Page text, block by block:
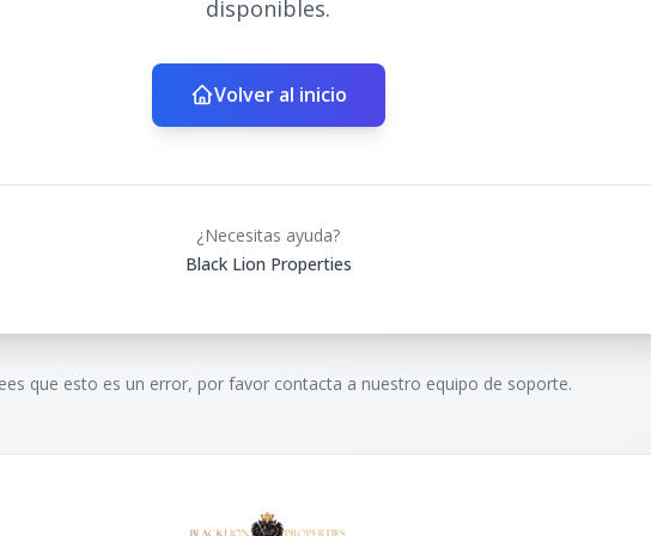
disponibles.
Volver al inicio
¿Necesitas ayuda?
Black Lion Properties
que esto es un error, por favor contacta a nuestro equipo de soporte.